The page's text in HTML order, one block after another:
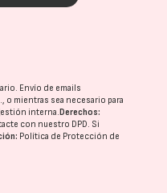
Envío de emails
o mientras sea necesario para
interna.Derechos:
con nuestro DPD. Si
Política de Protección de